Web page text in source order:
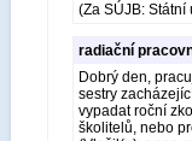
(Za SÚJB:
radiační
Dobrý den,
sestry
vypadat roční
školitelů, nebo